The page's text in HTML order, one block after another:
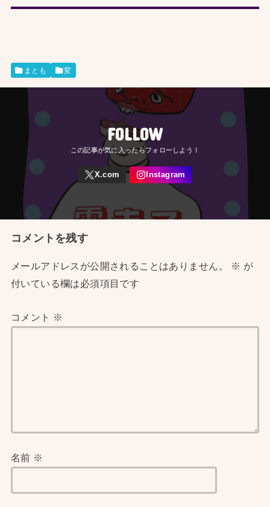
まとも 変
FOLLOW
コメントを残す
メールアドレスが公開されることはありません。 ※ が
付いている欄は必須項目です
コメント ※
名前 ※